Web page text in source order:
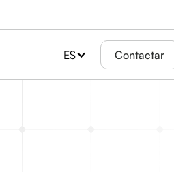
ES Contactar